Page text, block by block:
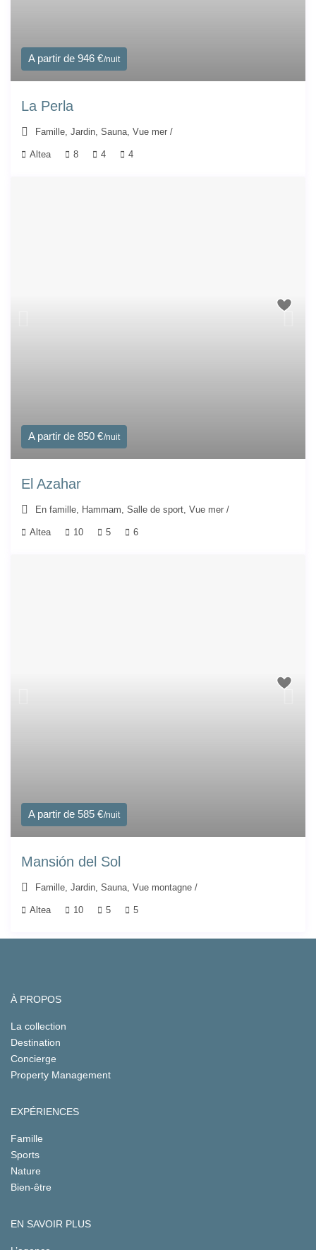
A partir de 946 €/nuit
La Perla
Famille,Jardin,Sauna,Vue mer /
Altea 8 4 4
A partir de 850 €/nuit
El Azahar
En famille, Hammam,Salle de sport,Vue mer /
Altea 10 5 6
A partir de 585 €/nuit
Mansión del Sol
Famille,Jardin,Sauna,Vue montagne /
Altea 10 5 5
À PROPOS
La collection
Destination
Concierge
Property Management
EXPÉRIENCES
Famille
Sports
Nature
Bien-être
EN SAVOIR PLUS